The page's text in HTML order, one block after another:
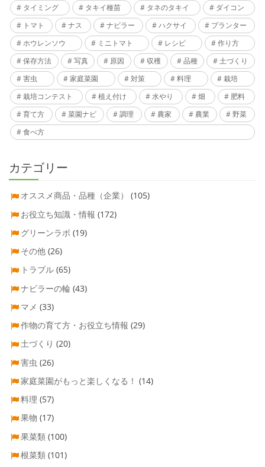
タイミング
タキイ種苗 タネのタキイ
ダイコン
トマト
ナス ナビラー ハクサイ
プランター
ホウレンソウ
ミニトマト レシピ
作り方
保存方法
写真 原因 収穫 品種
土づくり
害虫
家庭菜園 対策 料理
栽培
栽培コンテスト
植え付け 水やり 畑
肥料
育て方
菜園ナビ 調理 農家 農業
野菜
食べ方
カテゴリー
オススメ商品・品種（企業）
(105)
お役立ち知識・情報 (172)
グリーンラボ (19)
その他 (26)
トラブル (65)
ナビラーの輪 (43)
マメ (33)
作物の育て方・お役立ち情報 (29)
土づくり (20)
害虫 (26)
家庭菜園がもっと楽しくなる！ (14)
料理 (57)
果物 (17)
果菜類 (100)
根菜類 (101)